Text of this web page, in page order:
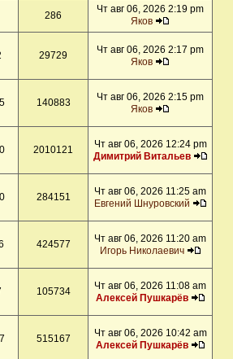
286
Чт авг 06, 2026 2:19 pm
Яков
29729
Чт авг 06, 2026 2:17 pm
Яков
140883
Чт авг 06, 2026 2:15 pm
Яков
2010121
Чт авг 06, 2026 12:24 pm
Димитрий Витальев
284151
Чт авг 06, 2026 11:25 am
Евгений Шнуровский
424577
Чт авг 06, 2026 11:20 am
Игорь Николаевич
105734
Чт авг 06, 2026 11:08 am
Алексей Пушкарёв
515167
Чт авг 06, 2026 10:42 am
Алексей Пушкарёв